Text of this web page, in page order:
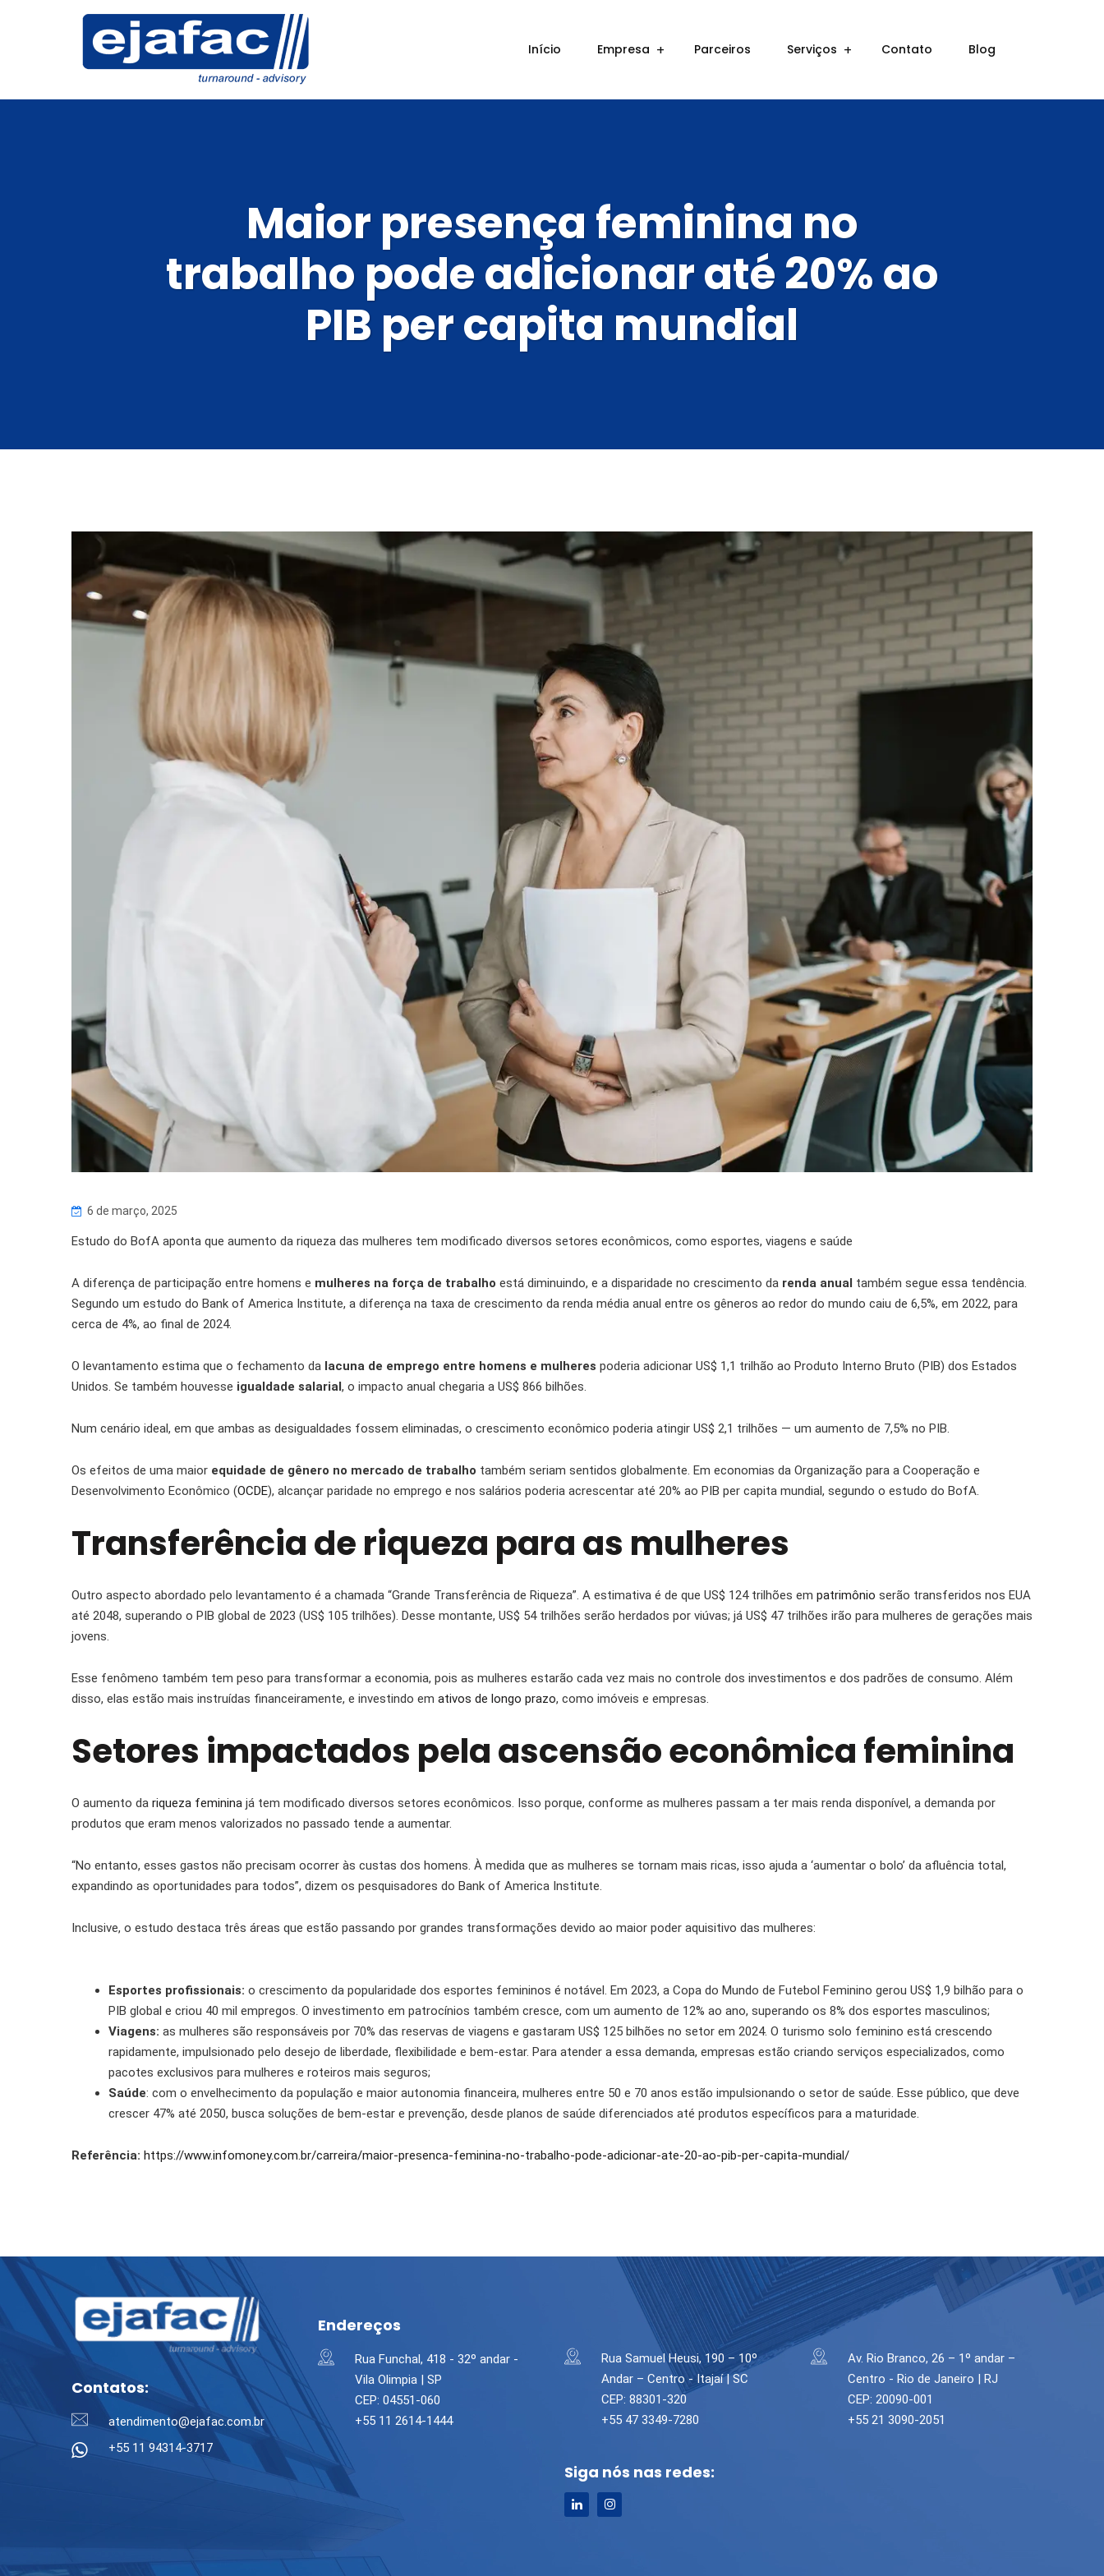
Início Empresa Parceiros Serviços Contato Blog
Maior presença feminina no
trabalho pode adicionar até 20% ao
PIB per capita mundial
6 de março, 2025
Estudo do BofA aponta que aumento da riqueza das mulheres tem modificado diversos setores econômicos, como esportes, viagens e saúde
A diferença de participação entre homens e mulheres na força de trabalho está diminuindo, e a disparidade no crescimento da renda anual também segue essa tendência.
Segundo um estudo do Bank of America Institute, a diferença na taxa de crescimento da renda média anual entre os gêneros ao redor do mundo caiu de 6,5%, em 2022, para
cerca de 4%, ao final de 2024.
O levantamento estima que o fechamento da lacuna de emprego entre homens e mulheres poderia adicionar US$ 1,1 trilhão ao Produto Interno Bruto (PIB) dos Estados
Unidos. Se também houvesse igualdade salarial, o impacto anual chegaria a US$ 866 bilhões.
Num cenário ideal, em que ambas as desigualdades fossem eliminadas, o crescimento econômico poderia atingir US$ 2,1 trilhões — um aumento de 7,5% no PIB.
Os efeitos de uma maior equidade de gênero no mercado de trabalho também seriam sentidos globalmente. Em economias da Organização para a Cooperação e
Desenvolvimento Econômico (OCDE), alcançar paridade no emprego e nos salários poderia acrescentar até 20% ao PIB per capita mundial, segundo o estudo do BofA.
Transferência de riqueza para as mulheres
Outro aspecto abordado pelo levantamento é a chamada “Grande Transferência de Riqueza”. A estimativa é de que US$ 124 trilhões em patrimônio serão transferidos nos EUA
até 2048, superando o PIB global de 2023 (US$ 105 trilhões). Desse montante, US$ 54 trilhões serão herdados por viúvas; já US$ 47 trilhões irão para mulheres de gerações mais
jovens.
Esse fenômeno também tem peso para transformar a economia, pois as mulheres estarão cada vez mais no controle dos investimentos e dos padrões de consumo. Além
disso, elas estão mais instruídas financeiramente, e investindo em ativos de longo prazo, como imóveis e empresas.
Setores impactados pela ascensão econômica feminina
O aumento da riqueza feminina já tem modificado diversos setores econômicos. Isso porque, conforme as mulheres passam a ter mais renda disponível, a demanda por
produtos que eram menos valorizados no passado tende a aumentar.
“No entanto, esses gastos não precisam ocorrer às custas dos homens. À medida que as mulheres se tornam mais ricas, isso ajuda a ‘aumentar o bolo’ da afluência total,
expandindo as oportunidades para todos”, dizem os pesquisadores do Bank of America Institute.
Inclusive, o estudo destaca três áreas que estão passando por grandes transformações devido ao maior poder aquisitivo das mulheres:
Esportes profissionais: o crescimento da popularidade dos esportes femininos é notável. Em 2023, a Copa do Mundo de Futebol Feminino gerou US$ 1,9 bilhão para o
PIB global e criou 40 mil empregos. O investimento em patrocínios também cresce, com um aumento de 12% ao ano, superando os 8% dos esportes masculinos;
Viagens: as mulheres são responsáveis por 70% das reservas de viagens e gastaram US$ 125 bilhões no setor em 2024. O turismo solo feminino está crescendo
rapidamente, impulsionado pelo desejo de liberdade, flexibilidade e bem-estar. Para atender a essa demanda, empresas estão criando serviços especializados, como
pacotes exclusivos para mulheres e roteiros mais seguros;
Saúde: com o envelhecimento da população e maior autonomia financeira, mulheres entre 50 e 70 anos estão impulsionando o setor de saúde. Esse público, que deve
crescer 47% até 2050, busca soluções de bem-estar e prevenção, desde planos de saúde diferenciados até produtos específicos para a maturidade.
Referência: https://www.infomoney.com.br/carreira/maior-presenca-feminina-no-trabalho-pode-adicionar-ate-20-ao-pib-per-capita-mundial/
Contatos:
atendimento@ejafac.com.br
+55 11 94314-3717
Endereços
Rua Funchal, 418 - 32º andar -
Vila Olimpia | SP
CEP: 04551-060
+55 11 2614-1444
Rua Samuel Heusi, 190 – 10º
Andar – Centro - Itajaí | SC
CEP: 88301-320
+55 47 3349-7280
Siga nós nas redes:
Av. Rio Branco, 26 – 1º andar –
Centro - Rio de Janeiro | RJ
CEP: 20090-001
+55 21 3090-2051